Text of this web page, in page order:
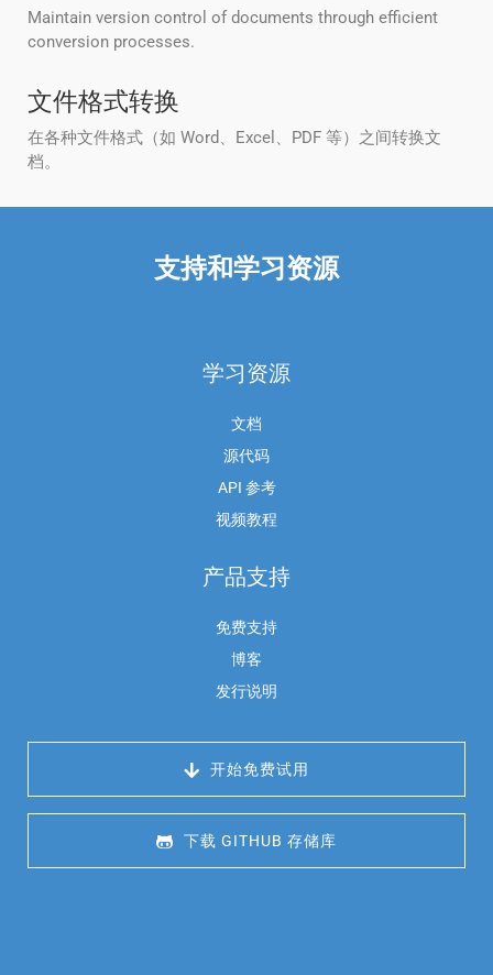
Maintain version control of documents through efficient
conversion processes.
文件格式转换
在各种文件格式（如 Word、Excel、PDF 等）之间转换文
档。
支持和学习资源
学习资源
文档
源代码
API 参考
视频教程
产品支持
免费支持
博客
发行说明
开始免费试用
下载 GITHUB 存储库